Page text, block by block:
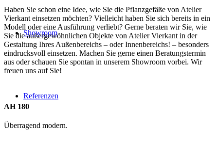
Showroom
Referenzen
Haben Sie schon eine Idee, wie Sie die Pflanzgefäße von Atelier
Vierkant einsetzen möchten? Vielleicht haben Sie sich bereits in ein
Modell oder eine Ausführung verliebt? Gerne beraten wir Sie, wie
Sie die außergewöhnlichen Objekte von Atelier Vierkant in der
Gestaltung Ihres Außenbereichs – oder Innenbereichs! – besonders
eindrucksvoll einsetzen. Machen Sie gerne einen Beratungstermin
aus oder schauen Sie spontan in unserem Showroom vorbei. Wir
freuen uns auf Sie!
AH 180
Überragend modern.